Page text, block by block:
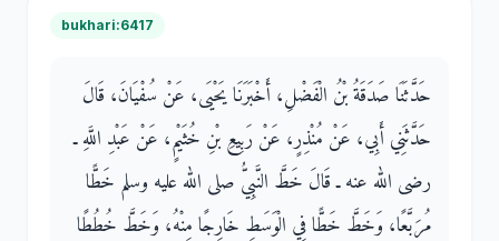
bukhari:6417
حَدَّثَنَا صَدَقَةُ بْنُ الْفَضْلِ، أَخْبَرَنَا يَحْيَى، عَنْ سُفْيَانَ، قَالَ
حَدَّثَنِي أَبِي، عَنْ مُنْذِرٍ، عَنْ رَبِيعِ بْنِ خُثَيْمٍ، عَنْ عَبْدِ اللَّهِ ـ
رضى الله عنه ـ قَالَ خَطَّ النَّبِيُّ صلى الله عليه وسلم خَطًّا
مُرَبَّعًا، وَخَطَّ خَطًّا فِي الْوَسَطِ خَارِجًا مِنْهُ، وَخَطَّ خُطُطًا